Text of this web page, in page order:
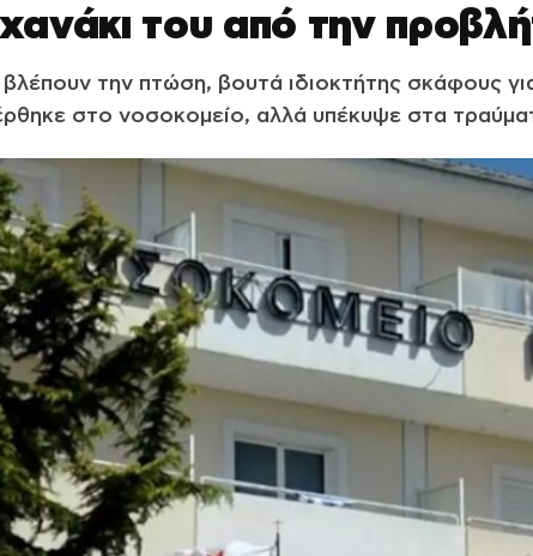
του από την
βλέπουν την πτώση, βουτά ιδιοκτήτης σκάφους
στο νοσοκομείο, αλλά υπέκυψε στα